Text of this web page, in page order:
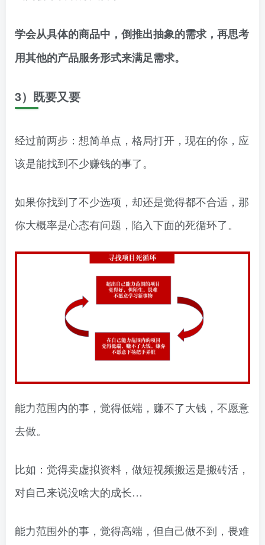
学会从具体的商品中，倒推出抽象的需求，再思考
用其他的产品服务形式来满足需求。
3）既要又要
经过前两步：想简单点，格局打开，现在的你，应
该是能找到不少赚钱的事了。
如果你找到了不少选项，却还是觉得都不合适，那
你大概率是心态有问题，陷入下面的死循环了。
能力范围内的事，觉得低端，赚不了大钱，不愿意
去做。
比如：觉得卖虚拟资料，做短视频搬运是搬砖活，
对自己来说没啥大的成长…
能力范围外的事，觉得高端，但自己做不到，畏难